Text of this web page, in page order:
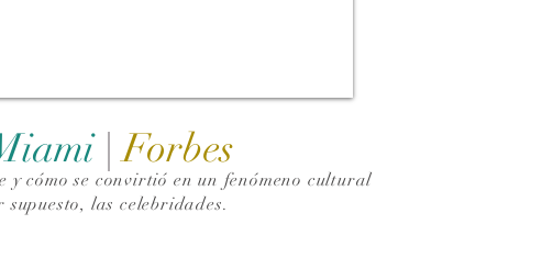
|Forbes
cómo se convirtió en un fenómeno cultural
las celebridades.